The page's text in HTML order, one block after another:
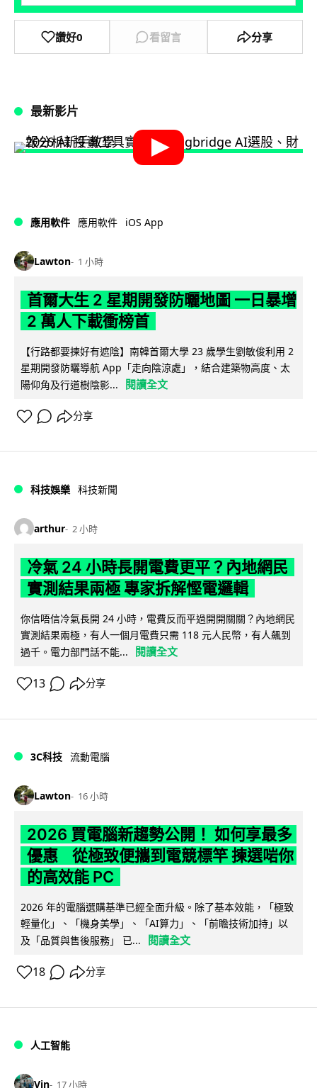
讚好0 看留言 分享
最新影片
應用軟件 應用軟件 iOS App
Lawton 1 小時
首爾大生 2 星期開發防曬地圖 一日暴增
2 萬人下載衝榜首
【行路都要揀好有遮陰】南韓首爾大學 23 歲學生劉敏俊利用 2
星期開發防曬導航 App「走向陰涼處」，結合建築物高度、太
陽仰角及行道樹陰影...
閱讀全文
分享
科技娛樂 科技新聞
arthur 2 小時
冷氣 24 小時長開電費更平？內地網民
實測結果兩極 專家拆解慳電邏輯
你信唔信冷氣長開 24 小時，電費反而平過開開關關？內地網民
實測結果兩極，有人一個月電費只需 118 元人民幣，有人飆到
過千。電力部門話不能...
閱讀全文
13 分享
3C科技 流動電腦
Lawton 16 小時
2026 買電腦新趨勢公開！ 如何享最多
優惠 從極致便攜到電競標竿 揀選啱你
的高效能 PC
2026 年的電腦選購基準已經全面升級。除了基本效能，「極致
輕量化」、「機身美學」、「AI算力」、「前瞻技術加持」以
及「品質與售後服務」 已...
閱讀全文
18 分享
人工智能
Vin 17 小時